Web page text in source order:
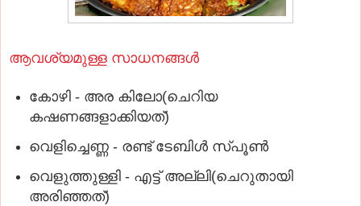
ആവശ്യമുള്ള സാധനങ്ങൾ
കോഴി - അര കിലോ(ചെറിയ
കഷണങ്ങളാക്കിയത്)
വെളിച്ചെണ്ണ - രണ്ട് ടേബിൾ സ്പൂൺ
വെളുത്തുള്ളി - എട്ട് അല്ലി(ചെറുതായി
അരിഞ്ഞത്)